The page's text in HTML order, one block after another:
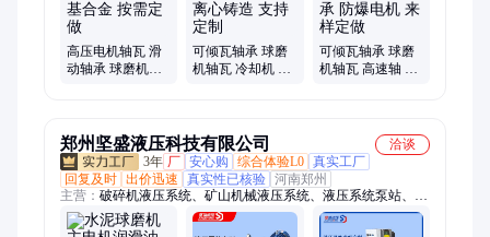
高压电机轴瓦 滑
动轴承 球磨机瓦
可倾瓦轴承 球磨
机轴瓦 冷却机 高
可倾瓦轴承 球磨
机轴瓦 高速轴 瓦
郑州坚盛液压科技有限公司
洽谈
3年 厂 安心购 综合体验L0 真实工厂
回复及时 出价迅速 真实性已核验 河南郑州
主营： 破碎机液压系统、矿山机械液压系统、液压系统泵站、球
磨机主电机润滑油站、液压油站、液压油缸、液压配件、液压动